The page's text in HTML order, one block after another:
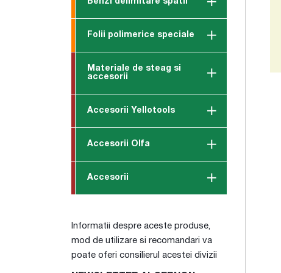
Folii polimerice speciale
Materiale de steag si
accesorii
Accesorii Yellotools
Accesorii Olfa
Accesorii
Informatii despre aceste produse,
mod de utilizare si recomandari va
poate oferi consilierul acestei divizii